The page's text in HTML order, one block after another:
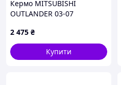
Кермо MITSUBISHI
OUTLANDER 03-07
2 475 ₴
Купити